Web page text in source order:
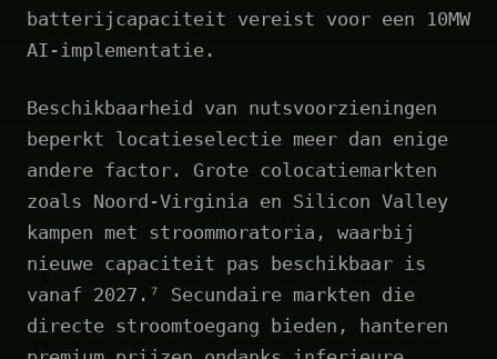
batterijcapaciteit vereist voor een 10MW
AI-implementatie.
Beschikbaarheid van nutsvoorzieningen
beperkt locatieselectie meer dan enige
andere factor. Grote colocatiemarkten
zoals Noord-Virginia en Silicon Valley
kampen met stroommoratoria, waarbij
nieuwe capaciteit pas beschikbaar is
vanaf 2027.⁷ Secundaire markten die
directe stroomtoegang bieden, hanteren